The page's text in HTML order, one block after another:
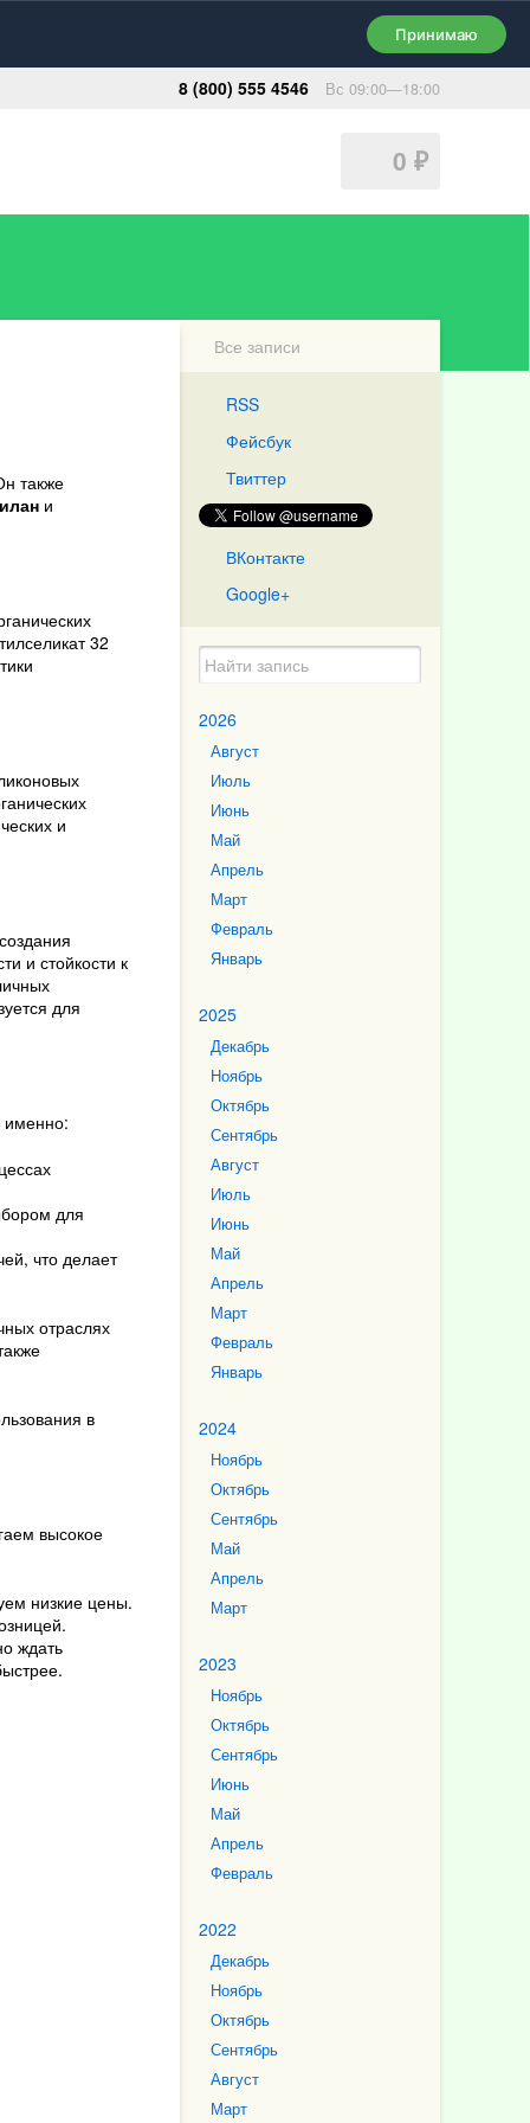
Принимаю
8 (800) 555 4546 Вс 09:00—18:00
0 ₽
Все записи
RSS
Фейсбук
Твиттер
ВКонтакте
Google+
2026
Август
Июль
Июнь
Май
Апрель
Март
Февраль
Январь
2025
Декабрь
Ноябрь
Октябрь
Сентябрь
Август
Июль
Июнь
Май
Апрель
Март
Февраль
Январь
2024
Ноябрь
Октябрь
Сентябрь
Май
Апрель
Март
2023
Ноябрь
Октябрь
Сентябрь
Июнь
Май
Апрель
Февраль
2022
Декабрь
Ноябрь
Октябрь
Сентябрь
Август
Март
также
и
32
и
и стойкости к
для
для
что делает
отраслях
в
высокое
низкие цены.
ждать